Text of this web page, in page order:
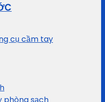
cụ cầm tay